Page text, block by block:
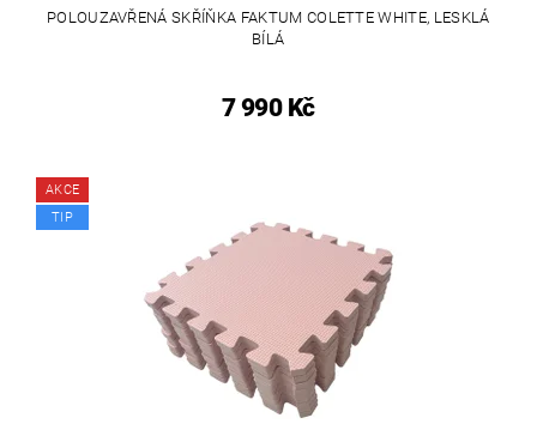
POLOUZAVŘENÁ SKŘÍŇKA FAKTUM COLETTE WHITE, LESKLÁ
BÍLÁ
7 990 Kč
AKCE
TIP